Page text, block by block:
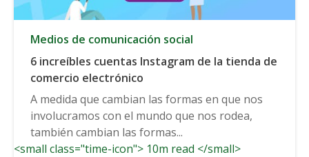
Medios de comunicación social
6 increíbles cuentas Instagram de la tienda de
comercio electrónico
A medida que cambian las formas en que nos
involucramos con el mundo que nos rodea,
también cambian las formas...
<small class="time-icon"> 10m read </small>